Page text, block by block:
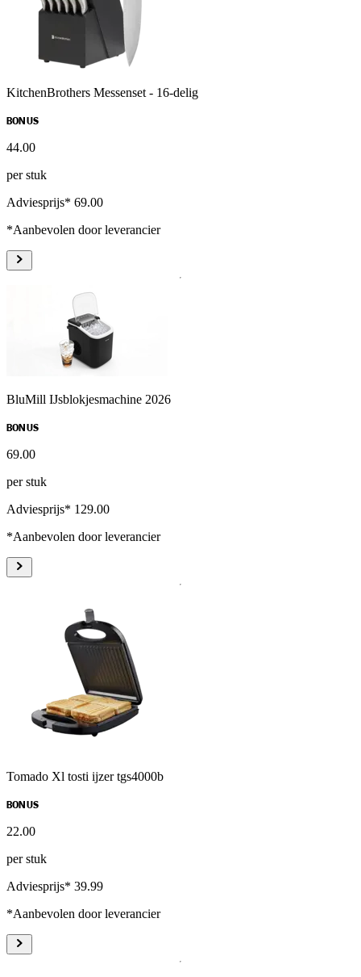
KitchenBrothers Messenset - 16-delig
BONUS
44.00
per stuk
Adviesprijs* 69.00
*Aanbevolen door leverancier
BluMill IJsblokjesmachine 2026
BONUS
69.00
per stuk
Adviesprijs* 129.00
*Aanbevolen door leverancier
Tomado Xl tosti ijzer tgs4000b
BONUS
22.00
per stuk
Adviesprijs* 39.99
*Aanbevolen door leverancier